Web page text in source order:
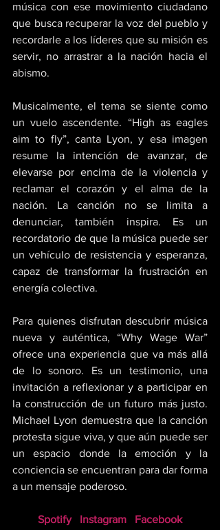
música con ese movimiento ciudadano
que busca recuperar la voz del pueblo y
recordarle a los líderes que su misión es
servir, no arrastrar a la nación hacia el
abismo.
Musicalmente, el tema se siente como
un vuelo ascendente. “High as eagles
aim to fly”, canta Lyon, y esa imagen
resume la intención de avanzar, de
elevarse por encima de la violencia y
reclamar el corazón y el alma de la
nación. La canción no se limita a
denunciar, también inspira. Es un
recordatorio de que la música puede ser
un vehículo de resistencia y esperanza,
capaz de transformar la frustración en
energía colectiva.
Para quienes disfrutan descubrir música
nueva y auténtica, “Why Wage War”
ofrece una experiencia que va más allá
de lo sonoro. Es un testimonio, una
invitación a reflexionar y a participar en
la construcción de un futuro más justo.
Michael Lyon demuestra que la canción
protesta sigue viva, y que aún puede ser
un espacio donde la emoción y la
conciencia se encuentran para dar forma
a un mensaje poderoso.
Spotify Instagram Facebook